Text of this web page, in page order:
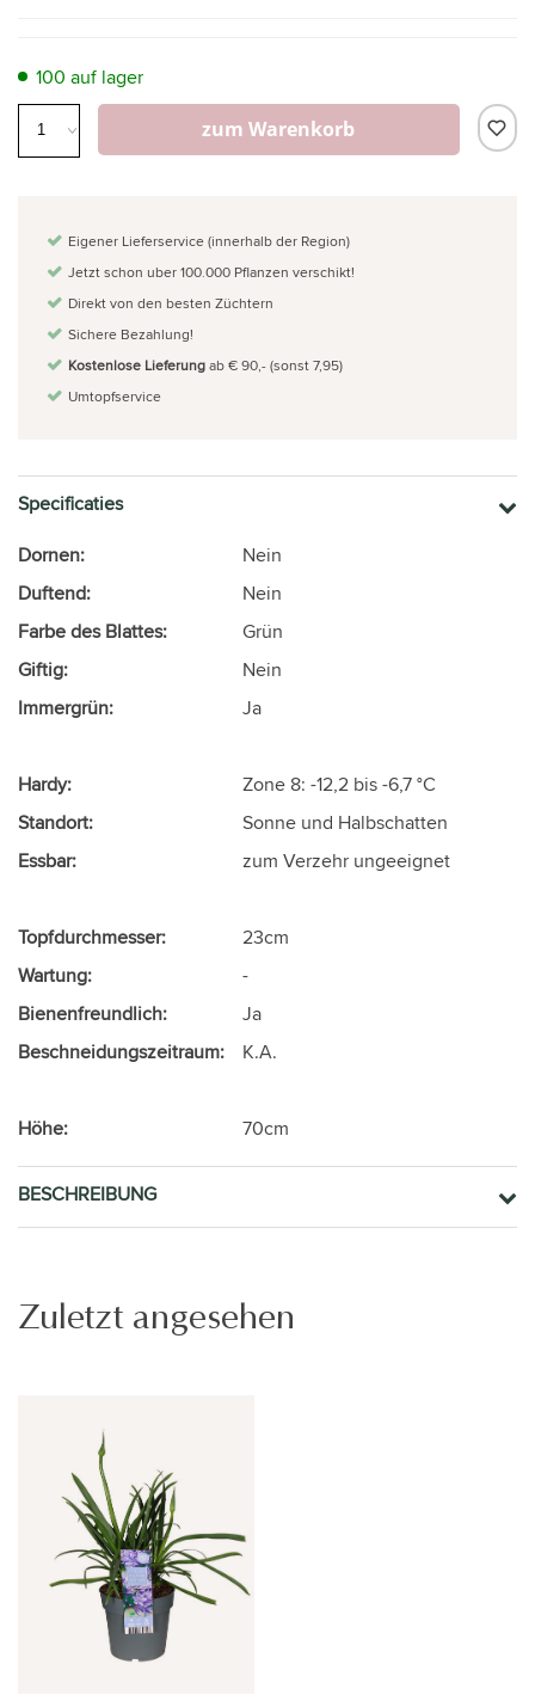
100 auf lager
zum Warenkorb
Eigener Lieferservice (innerhalb der Region)
Jetzt schon uber 100.000 Pflanzen verschikt!
Direkt von den besten Züchtern
Sichere Bezahlung!
Kostenlose Lieferungab € 90,- (sonst 7,95)
Umtopfservice
Specificaties
Dornen:
Nein
Duftend:
Nein
Farbe des Blattes:
Grün
Giftig:
Nein
Immergrün:
Ja
Hardy:
Zone 8: -12,2 bis -6,7 °C
Standort:
Sonne und Halbschatten
Essbar:
zum Verzehr ungeeignet
Topfdurchmesser:
23cm
Wartung:
-
Bienenfreundlich:
Ja
Beschneidungszeitraum:
K.A.
Höhe: 70cm
BESCHREIBUNG
Zuletzt angesehen